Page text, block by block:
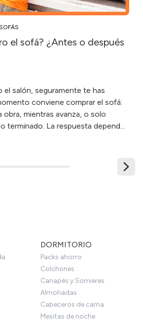
el sofá? ¿Antes o después
el salón, seguramente te has
conviene comprar el sofá:
obra, mientras avanza, o solo
terminado. La respuesta depend...
DORMITORIO
Packs ahorro
Colchones
Canapés y Somieres
Almohadas
Cabeceros de cama
Mesitas de noche